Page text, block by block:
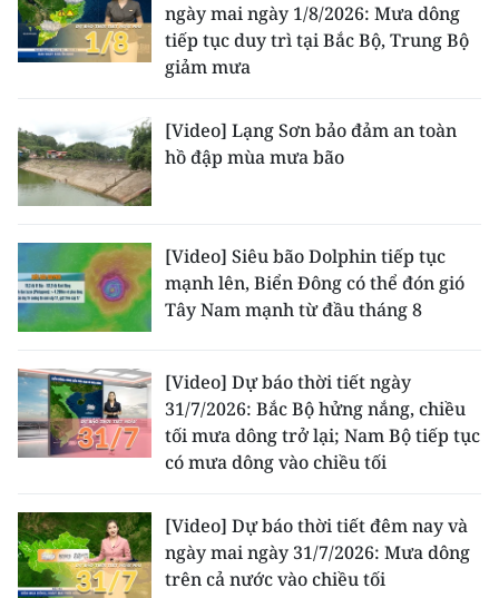
ngày mai ngày 1/8/2026: Mưa dông
tiếp tục duy trì tại Bắc Bộ, Trung Bộ
giảm mưa
[Video] Lạng Sơn bảo đảm an toàn
hồ đập mùa mưa bão
[Video] Siêu bão Dolphin tiếp tục
mạnh lên, Biển Đông có thể đón gió
Tây Nam mạnh từ đầu tháng 8
[Video] Dự báo thời tiết ngày
31/7/2026: Bắc Bộ hửng nắng, chiều
tối mưa dông trở lại; Nam Bộ tiếp tục
có mưa dông vào chiều tối
[Video] Dự báo thời tiết đêm nay và
ngày mai ngày 31/7/2026: Mưa dông
trên cả nước vào chiều tối